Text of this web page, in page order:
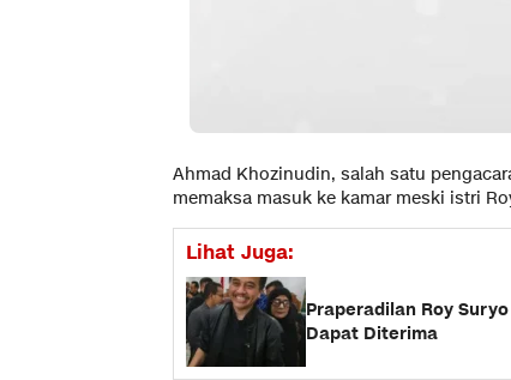
Ahmad Khozinudin, salah satu
memaksa masuk ke kamar meski istri
Lihat Juga:
Praperadilan Roy
Dapat Diterima